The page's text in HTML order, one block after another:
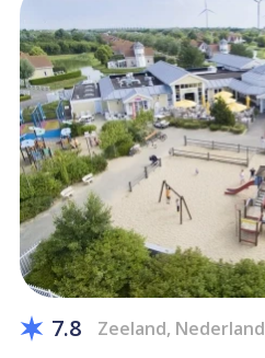
7.8 Zeeland, Nederland